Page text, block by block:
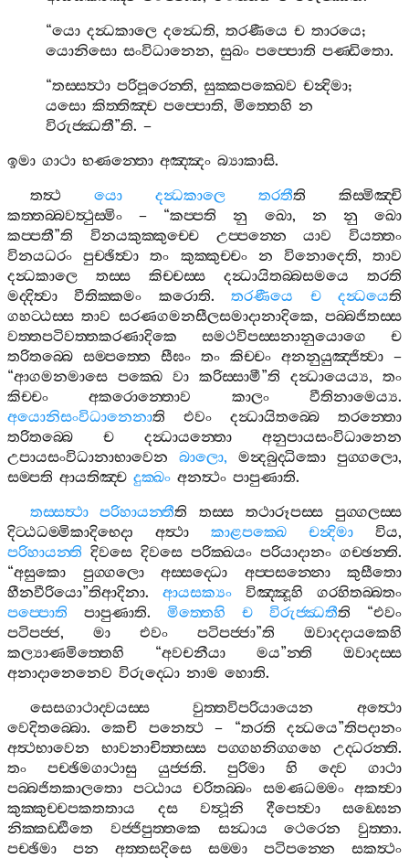
“යො දන්‍ධකාලෙ දන්‍ධෙති,තරණීයෙ ච තාරයෙ;
යොනිසො සංවිධානෙන,සුඛං පප‍්පොති පණ‍්ඩිතො.
“තස‍්සත්‍ථා පරිපූරෙන‍්ති,සුක‍්කපක‍්ඛෙව චන්‍දිමා;
යසො කිත‍්තිඤ‍්ච පප‍්පොති,මිත‍්තෙහි න
විරුජ‍්ඣතී”ති. –
ඉමා ගාථා භණන‍්තො අඤ‍්ඤං බ්‍යාකාසි.
තත්‍ථ
යො දන්‍ධකාලෙ තරතීති
කිස‍්මිඤ‍්චි
කත‍්තබ‍්බවත්‍ථුස‍්මිං – “කප‍්පති නු ඛො, න නු
ඛො
කප‍්පතී”ති විනයකුක‍්කුච‍්චෙ උප‍්පන‍්නෙ යාව
වියත‍්තං
විනයධරං
පුච‍්ඡිත්‍වා තං කුක‍්කුච‍්චං න විනොදෙති,තාව
දන්‍ධකාලෙ
තස‍්ස කිච‍්චස‍්ස දන්‍ධායිතබ‍්බසමයෙ
තරති
මද‍්දිත්‍වා
වීතික‍්කමං කරොති.තරණීයෙ ච දන්‍ධයෙති
ගහට‍්ඨස‍්ස තාව සරණගමනසීලසමාදානාදිකෙ,පබ‍්බජිතස‍්ස
වත‍්තපටිවත‍්තකරණාදිකෙ
සමථවිපස‍්සනානුයොගෙ
ච
තරිතබ‍්බෙ සම‍්පත‍්තෙ සීඝං තං කිච‍්චං අනනුයුඤ‍්ජිත්‍වා –
“ආගමනමාසෙ පක‍්ඛෙ වා කරිස‍්සාමී”ති දන්‍ධායෙය්‍ය, තං
කිච‍්චං
අකරොන‍්තොව කාලං වීතිනාමෙය්‍ය.
අයොනිසංවිධානෙනාති එවං දන්‍ධායිතබ‍්බෙ
තරන‍්තො
තරිතබ‍්බෙ
ච දන්‍ධායන‍්තො
අනුපායසංවිධානෙන
උපායසංවිධානාභාවෙන
බාලො, මන්‍දබුද‍්ධිකො පුග‍්ගලො,
සම‍්පති ආයතිඤ‍්ච දුක‍්ඛං අනත්‍ථං පාපුණාති.
තස‍්සත්‍ථා
පරිහායන‍්තීති තස‍්ස තථාරූපස‍්ස
පුග‍්ගලස‍්ස
දිට‍්ඨධම‍්මිකාදිභෙදා
අත්‍ථා කාළපක‍්ඛෙ චන්‍දිමා විය,
පරිහායන‍්ති දිවසෙ දිවසෙ පරික‍්ඛයං පරියාදානං ගච‍්ඡන‍්ති.
“අසුකො පුග‍්ගලො අස‍්සද‍්ධො අප‍්පසන‍්නො
කුසීතො
හීනවීරියො”තිආදිනා. ආයසක්‍යං විඤ‍්ඤූහි
ගරහිතබ‍්බතං
පප‍්පොති
පාපුණාති. මිත‍්තෙහි ච විරුජ‍්ඣතීති “එවං
පටිපජ‍්ජ, මා එවං පටිපජ‍්ජා”ති
ඔවාදදායකෙහි
කල්‍යාණමිත‍්තෙහි “අවචනීයා මය”න‍්ති
ඔවාදස‍්ස
අනාදානෙනෙව විරුද‍්ධො නාම හොති.
සෙසගාථාද‍්වයස‍්ස
වුත‍්තවිපරියායෙන
අත්‍ථො
වෙදිතබ‍්බො.කෙචි පනෙත්‍ථ– “තරති දන්‍ධයෙ”තිපදානං
අත්‍ථභාවෙන
භාවනාචිත‍්තස‍්ස පග‍්ගහනිග‍්ගහෙ උද‍්ධරන‍්ති.
තං
පච‍්ඡිමගාථාසු යුජ‍්ජති. පුරිමා හි ද‍්වෙ
ගාථා
පබ‍්බජිතකාලතො
පට‍්ඨාය චරිතබ‍්බං සමණධම‍්මං
අකත්‍වා
කුක‍්කුච‍්චපකතතාය
දස වත්‍ථූනි දීපෙත්‍වා
සඞ‍්ඝෙන
නික‍්කඩ‍්ඪිතෙ
වජ‍්ජිපුත‍්තකෙ සන්‍ධාය ථෙරෙන වුත‍්තා.
පච‍්ඡිමා
පන අත‍්තසදිසෙ සම‍්මා පටිපන‍්නෙ
සකත්‍ථං